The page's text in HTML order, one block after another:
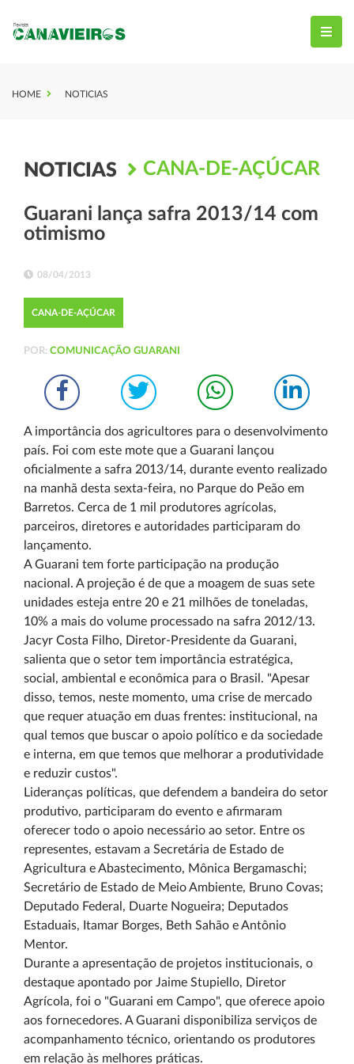
HOME NOTICIAS
NOTICIAS CANA-DE-AÇÚCAR
Guarani lança safra 2013/14 com
otimismo
08/04/2013
CANA-DE-AÇÚCAR
POR: COMUNICAÇÃO GUARANI
A importância dos agricultores para o desenvolvimento
país. Foi com este mote que a Guarani lançou
oficialmente a safra 2013/14, durante evento realizado
na manhã desta sexta-feira, no Parque do Peão em
Barretos. Cerca de 1 mil produtores agrícolas,
parceiros, diretores e autoridades participaram do
lançamento.
A Guarani tem forte participação na produção
nacional. A projeção é de que a moagem de suas sete
unidades esteja entre 20 e 21 milhões de toneladas,
10% a mais do volume processado na safra 2012/13.
Jacyr Costa Filho, Diretor-Presidente da Guarani,
salienta que o setor tem importância estratégica,
social, ambiental e econômica para o Brasil. "Apesar
disso, temos, neste momento, uma crise de mercado
que requer atuação em duas frentes: institucional, na
qual temos que buscar o apoio político e da sociedade
e interna, em que temos que melhorar a produtividade
e reduzir custos".
Lideranças políticas, que defendem a bandeira do setor
produtivo, participaram do evento e afirmaram
oferecer todo o apoio necessário ao setor. Entre os
representes, estavam a Secretária de Estado de
Agricultura e Abastecimento, Mônica Bergamaschi;
Secretário de Estado de Meio Ambiente, Bruno Covas;
Deputado Federal, Duarte Nogueira; Deputados
Estaduais, Itamar Borges, Beth Sahão e Antônio
Mentor.
Durante a apresentação de projetos institucionais, o
destaque apontado por Jaime Stupiello, Diretor
Agrícola, foi o "Guarani em Campo", que oferece apoio
aos fornecedores. A Guarani disponibiliza serviços de
acompanhamento técnico, orientando os produtores
em relação às melhores práticas.